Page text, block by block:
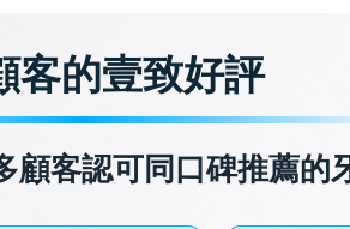
客的壹致好評
顧客認可同口碑推薦的